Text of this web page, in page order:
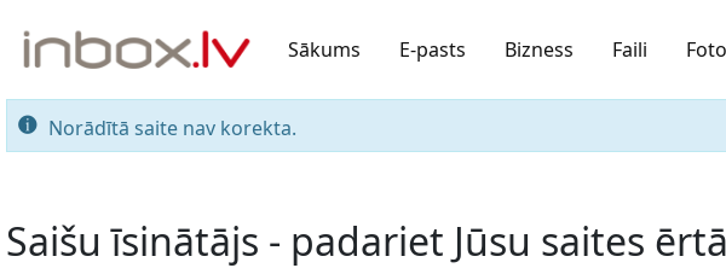
Sākums E-pasts Bizness Faili Foto
Norādītā saite nav korekta.
Saišu īsinātājs - padariet Jūsu saites